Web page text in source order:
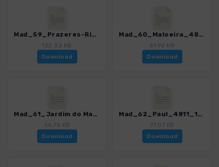
Mad_59_Prazeres-RibeiradaAchada_4811_12.gpx
122.33 KB
Download
Mad_60_Maloeira_4811_12.gpx
61.92 KB
Download
Mad_61_Jardim do Mar_4811_12.gpx
56.75 KB
Download
Mad_62_Paul_4811_12.gpx
77.07 KB
Download